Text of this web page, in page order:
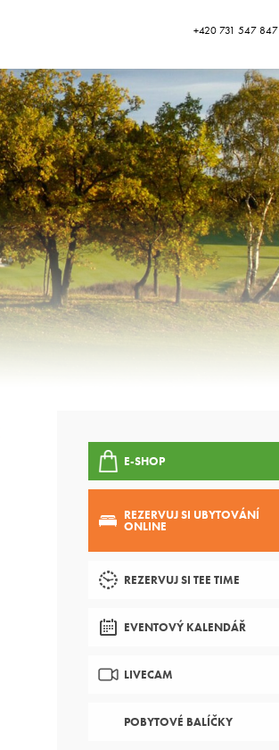
+420 731 547 847
E-SHOP
REZERVUJ SI UBYTOVÁNÍ
ONLINE
REZERVUJ SI TEE TIME
EVENTOVÝ KALENDÁŘ
LIVECAM
POBYTOVÉ BALÍČKY